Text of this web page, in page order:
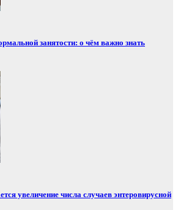
занятости: о чём важно знать
увеличение числа случаев энтеровирусной